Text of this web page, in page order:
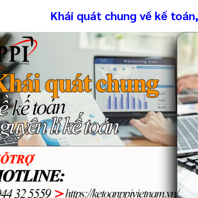
Khái quát chung về kế